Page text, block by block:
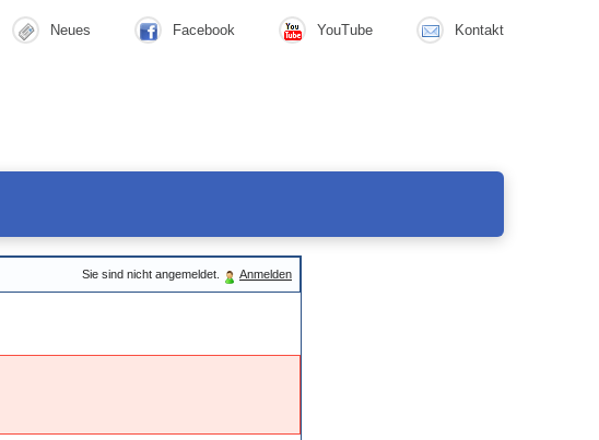
Neues Facebook YouTube Kontakt
Sie sind nicht angemeldet. Anmelden